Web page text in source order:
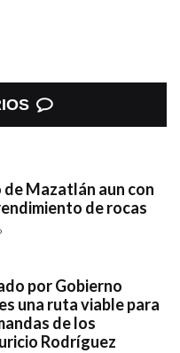
de Mazatlán aun con
de rocas
por Gobierno
una ruta viable para
de los
Rodríguez